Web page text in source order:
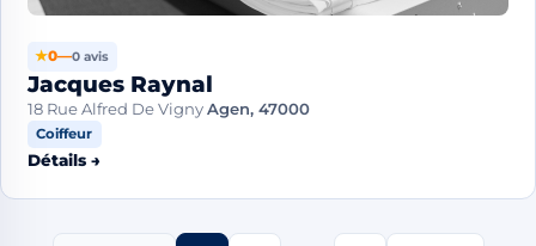
★0—0 avis
Jacques Raynal
18 Rue Alfred De Vigny Agen, 47000
Coiffeur
Détails →